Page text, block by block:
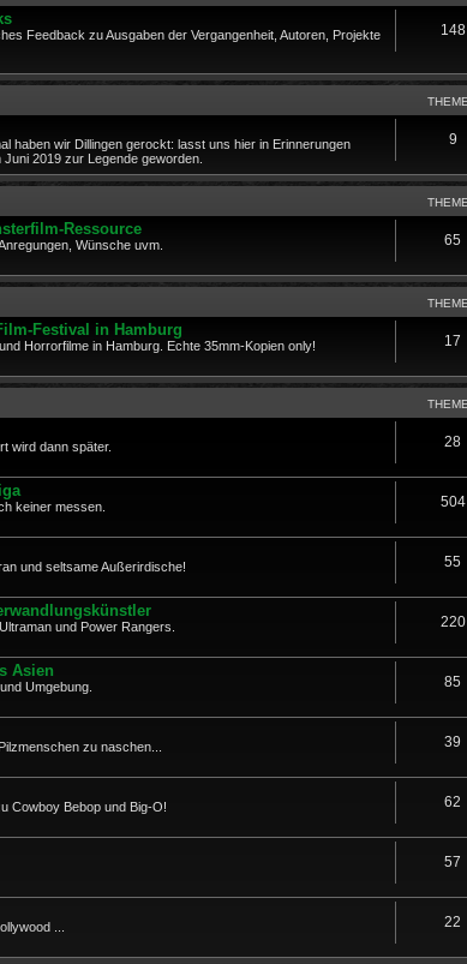
Feedback zu Ausgaben der Vergangenheit, Autoren, Projekte
148
haben wir Dillingen gerockt: lasst uns hier in Erinnerungen
2019 zur Legende geworden.
9
Ressource
Wünsche uvm.
65
Festival in Hamburg
Horrorfilme in Hamburg. Echte 35mm-Kopien only! 17
wird dann später. 28
keiner messen. 504
und seltsame Außerirdische! 55
und Power Rangers. 220
Asien
Umgebung. 85
zu naschen...
39
Cowboy Bebop und Big-O! 62
57
...
22